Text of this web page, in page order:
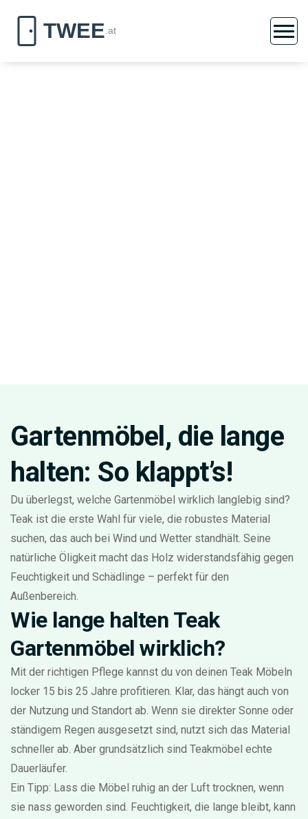
Gartenmöbel, die lange
halten: So klappt’s!
Du überlegst, welche Gartenmöbel wirklich langlebig sind?
Teak ist die erste Wahl für viele, die robustes Material
suchen, das auch bei Wind und Wetter standhält. Seine
natürliche Öligkeit macht das Holz widerstandsfähig gegen
Feuchtigkeit und Schädlinge – perfekt für den
Außenbereich.
Wie lange halten Teak
Gartenmöbel wirklich?
Mit der richtigen Pflege kannst du von deinen Teak Möbeln
locker 15 bis 25 Jahre profitieren. Klar, das hängt auch von
der Nutzung und Standort ab. Wenn sie direkter Sonne oder
ständigem Regen ausgesetzt sind, nutzt sich das Material
schneller ab. Aber grundsätzlich sind Teakmöbel echte
Dauerläufer.
Ein Tipp: Lass die Möbel ruhig an der Luft trocknen, wenn
sie nass geworden sind. Feuchtigkeit, die lange bleibt, kann